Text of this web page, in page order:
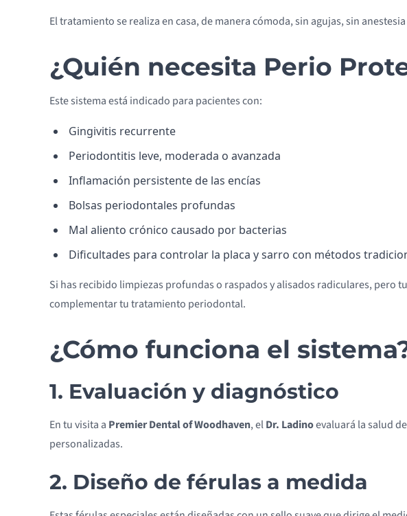
El tratamiento se realiza en casa, de manera cómoda, sin agujas, sin
¿Quién necesita Perio
Este sistema está indicado para pacientes con:
Gingivitis recurrente
Periodontitis leve, moderada o avanzada
Inflamación persistente de las encías
Bolsas periodontales profundas
Mal aliento crónico causado por bacterias
Dificultades para controlar la placa y sarro con métodos
Si has recibido limpiezas profundas o raspados y alisados radiculares, pero
complementar tu tratamiento periodontal.
¿Cómo funciona el
1. Evaluación y diagnóstico
En tu visita a Premier Dental of Woodhaven, elDr. Ladinoevaluará la salud
personalizadas.
2. Diseño de férulas a medida